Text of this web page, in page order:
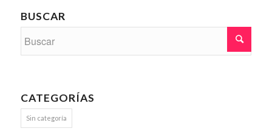
BUSCAR
CATEGORÍAS
Sin categoría